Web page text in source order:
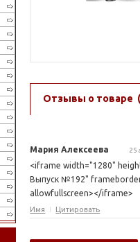
Отзывы о товаре
Мария Алексеева 25
<iframe width="1280"
Выпуск №192"
allowfullscreen></iframe>
Имя Цитировать